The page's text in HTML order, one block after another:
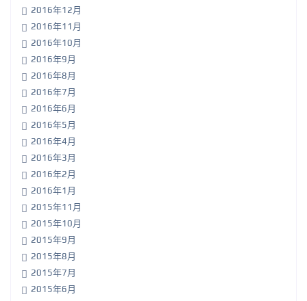
2016年12月
2016年11月
2016年10月
2016年9月
2016年8月
2016年7月
2016年6月
2016年5月
2016年4月
2016年3月
2016年2月
2016年1月
2015年11月
2015年10月
2015年9月
2015年8月
2015年7月
2015年6月